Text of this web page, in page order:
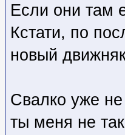
Если они там
Кстати, по
новый
Cвалко уже не
ты меня не